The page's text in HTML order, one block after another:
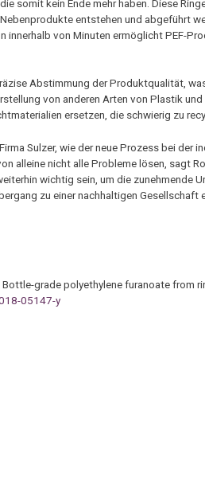
somit kein Ende mehr haben. Diese
entstehen und abgeführt
innerhalb von Minuten ermöglicht PEF-
Abstimmung der Produktqualität,
von anderen Arten von Plastik
ersetzen, die schwierig zu
Sulzer, wie der neue Prozess bei der
alleine nicht alle Probleme lösen, sagt
wichtig sein, um die zunehmende
zu einer nachhaltigen Gesellschaft
grade polyethylene furanoate from
05147-y